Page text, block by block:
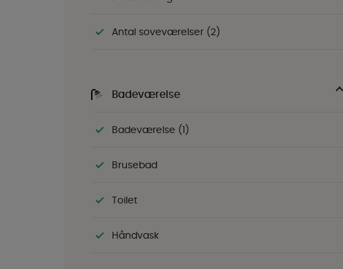
Antal soveværelser (2)
Badeværelse
Badeværelse (1)
Brusebad
Toilet
Håndvask